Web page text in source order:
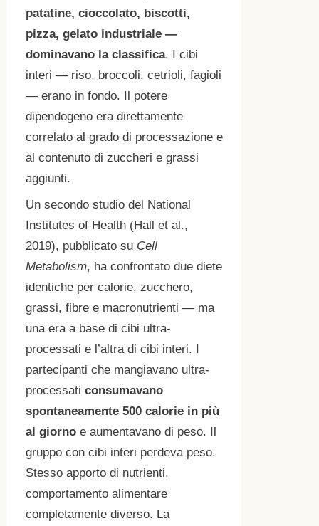
patatine, cioccolato, biscotti,
pizza, gelato industriale —
dominavano la classifica. I cibi
interi — riso, broccoli, cetrioli, fagioli
— erano in fondo. Il potere
dipendogeno era direttamente
correlato al grado di processazione e
al contenuto di zuccheri e grassi
aggiunti.
Un secondo studio del National
Institutes of Health (Hall et al.,
2019), pubblicato su Cell
Metabolism, ha confrontato due diete
identiche per calorie, zucchero,
grassi, fibre e macronutrienti — ma
una era a base di cibi ultra-
processati e l’altra di cibi interi. I
partecipanti che mangiavano ultra-
processati consumavano
spontaneamente 500 calorie in più
al giorno e aumentavano di peso. Il
gruppo con cibi interi perdeva peso.
Stesso apporto di nutrienti,
comportamento alimentare
completamente diverso. La